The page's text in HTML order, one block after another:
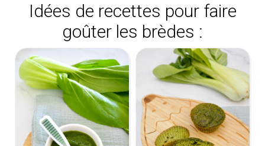
Idées de recettes pour faire
goûter les brèdes :